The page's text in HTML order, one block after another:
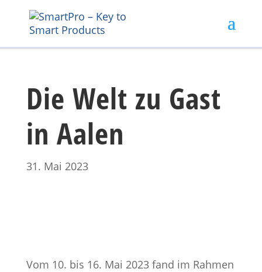
Die Welt zu Gast
in Aalen
31. Mai 2023
Vom 10. bis 16. Mai 2023 fand im Rahmen